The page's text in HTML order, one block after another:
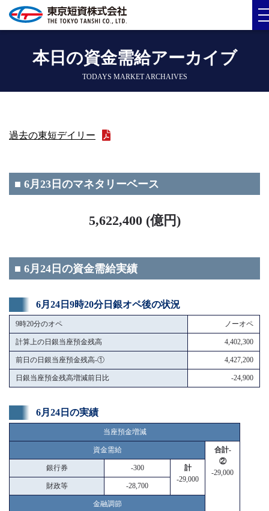
本日の資金需給アーカイブ
TODAYS MARKET ARCHAIVES
過去の東短デイリー
■ 6月23日のマネタリーベース
5,622,400 (億円)
■ 6月24日の資金需給実績
6月24日9時20分日銀オペ後の状況
9時20分のオペ ノーオペ
計算上の日銀当座預金残高 4,402,300
前日の日銀当座預金残高-① 4,427,200
日銀当座預金残高増減前日比 -24,900
6月24日の実績
当座預金増減
資金需給
合計-
②
-29,000
銀行券 -300
計
-29,000
財政等 -28,700
金融調節